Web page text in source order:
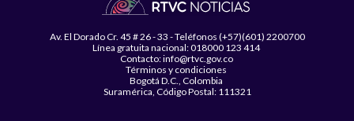
Av. El Dorado Cr. 45 # 26 - 33 - Teléfonos (+57)(601) 2200700
Línea gratuita nacional: 018000 123 414
Contacto: info@rtvc.gov.co
Términos y condiciones
Bogotá D.C., Colombia
Suramérica, Código Postal: 111321